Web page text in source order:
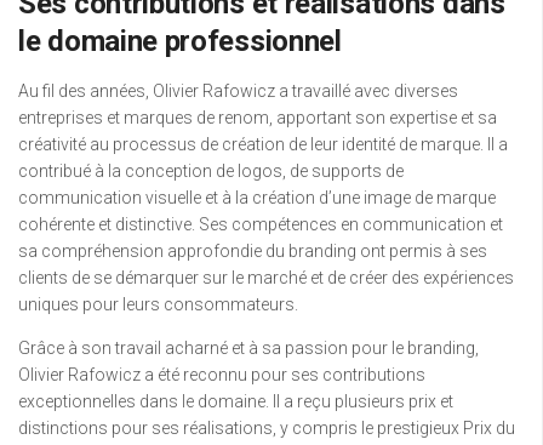
le domaine professionnel
Au fil des années, Olivier Rafowicz a travaillé avec diverses
entreprises et marques de renom, apportant son expertise et sa
créativité au processus de création de leur identité de marque. Il a
contribué à la conception de logos, de supports de
communication visuelle et à la création d’une image de marque
cohérente et distinctive. Ses compétences en communication et
sa compréhension approfondie du branding ont permis à ses
clients de se démarquer sur le marché et de créer des expériences
uniques pour leurs consommateurs.
Grâce à son travail acharné et à sa passion pour le branding,
Olivier Rafowicz a été reconnu pour ses contributions
exceptionnelles dans le domaine. Il a reçu plusieurs prix et
distinctions pour ses réalisations, y compris le prestigieux Prix du